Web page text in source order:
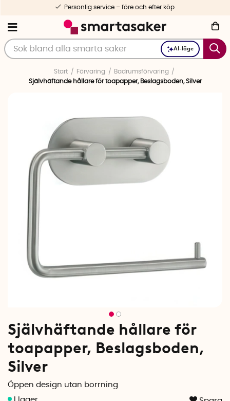
AI-läge
Personlig service – före och efter köp
Start Förvaring
Badrumsförvaring
Självhäftande hållare för toapapper, Beslagsboden, Silver
Självhäftande hållare för
toapapper, Beslagsboden,
Silver
Öppen design utan borrning